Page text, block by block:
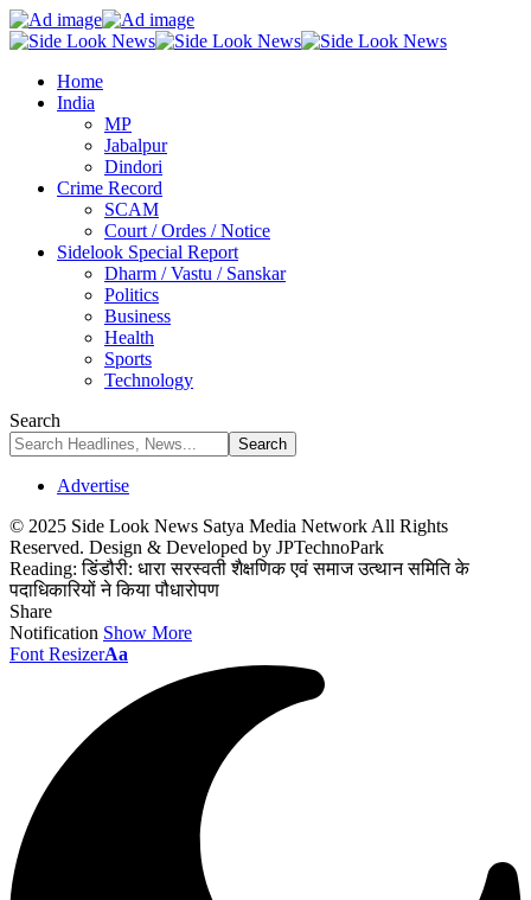
Home
India
MP
Jabalpur
Dindori
Crime Record
SCAM
Court / Ordes / Notice
Sidelook Special Report
Dharm / Vastu / Sanskar
Politics
Business
Health
Sports
Technology
Search
Advertise
© 2025 Side Look News Satya Media Network All Rights
Reserved. Design & Developed by JPTechnoPark
Reading: डिंडौरी: धारा सरस्वती शैक्षणिक एवं समाज उत्थान समिति के
पदाधिकारियों ने किया पौधारोपण
Share
Notification Show More
Font ResizerAa